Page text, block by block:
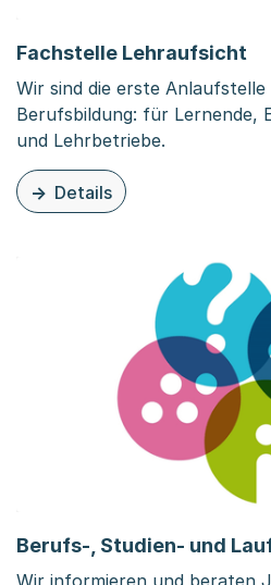
Fachstelle Lehraufsicht
Wir sind die erste
Berufsbildung: für Lernende,
und Lehrbetriebe.
Details
zu dieser Organisationsseite:
Berufs-, Studien- und